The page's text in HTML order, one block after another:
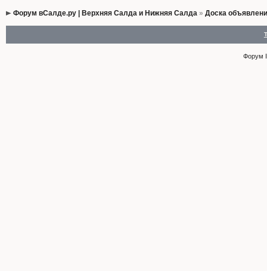
Форум вСалде.ру | Верхняя Салда и Нижняя Салда» Доска
Форум